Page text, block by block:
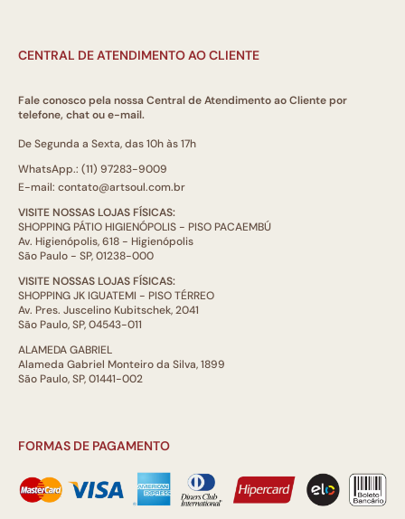
CENTRAL DE ATENDIMENTO AO CLIENTE
Fale conosco pela nossa Central de Atendimento ao Cliente por
telefone, chat ou e-mail.
De Segunda a Sexta, das 10h às 17h
WhatsApp.: (11) 97283-9009
E-mail: contato@artsoul.com.br
VISITE NOSSAS LOJAS FÍSICAS:
SHOPPING PÁTIO HIGIENÓPOLIS - PISO PACAEMBÚ
Av. Higienópolis, 618 - Higienópolis
São Paulo - SP, 01238-000
VISITE NOSSAS LOJAS FÍSICAS:
SHOPPING JK IGUATEMI - PISO TÉRREO
Av. Pres. Juscelino Kubitschek, 2041
São Paulo, SP, 04543-011
ALAMEDA GABRIEL
Alameda Gabriel Monteiro da Silva, 1899
São Paulo, SP, 01441-002
FORMAS DE PAGAMENTO